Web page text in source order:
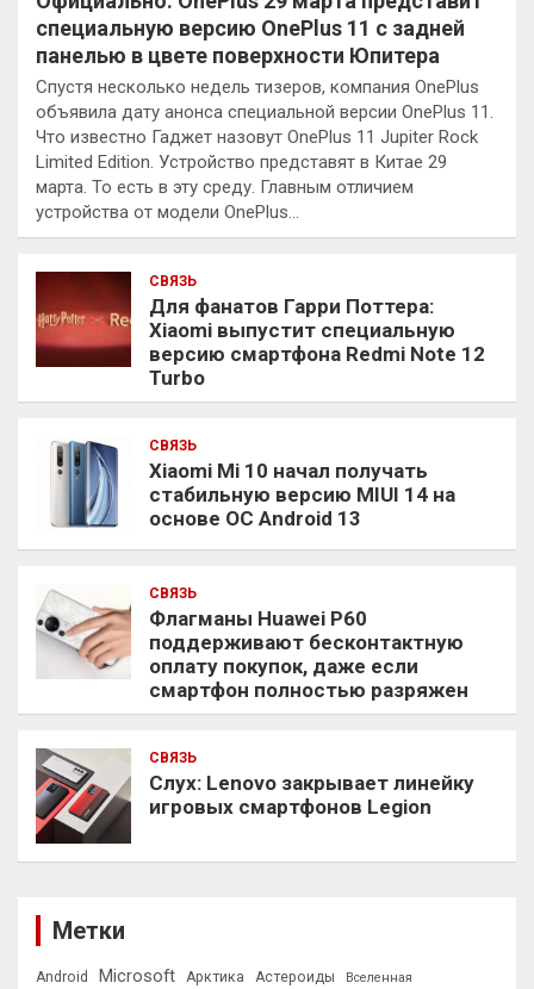
специальную версию OnePlus 11 с задней
панелью в цвете поверхности Юпитера
Спустя несколько недель тизеров, компания OnePlus
объявила дату анонса специальной версии OnePlus 11.
Что известно Гаджет назовут OnePlus 11 Jupiter Rock
Limited Edition. Устройство представят в Китае 29
марта. То есть в эту среду. Главным отличием
устройства от модели OnePlus…
СВЯЗЬ
Для фанатов Гарри Поттера:
Xiaomi выпустит специальную
версию смартфона Redmi Note 12
Turbo
СВЯЗЬ
Xiaomi Mi 10 начал получать
стабильную версию MIUI 14 на
основе ОС Android 13
СВЯЗЬ
Флагманы Huawei P60
поддерживают бесконтактную
оплату покупок, даже если
смартфон полностью разряжен
СВЯЗЬ
Слух: Lenovo закрывает линейку
игровых смартфонов Legion
Метки
Android Microsoft Арктика Астероиды Вселенная